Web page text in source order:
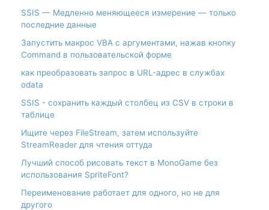
SSIS — Медленно меняющееся измерение — только
последние данные
Запустить макрос VBA с аргументами, нажав кнопку
Command в пользовательской форме
как преобразовать запрос в URL-адрес в службах
odata
SSIS - сохранить каждый столбец из CSV в строки в
таблице
Ищите через FileStream, затем используйте
StreamReader для чтения оттуда
Лучший способ рисовать текст в MonoGame без
использования SpriteFont?
Переименование работает для одного, но не для
другого